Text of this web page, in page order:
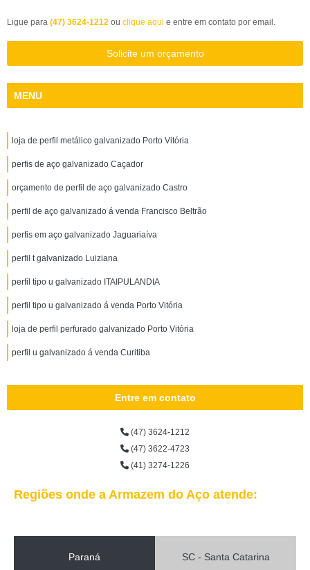
Ligue para (47) 3624-1212 ou clique aqui e entre em contato por email.
Solicite um orçamento
MENU
loja de perfil metálico galvanizado Porto Vitória
perfis de aço galvanizado Caçador
orçamento de perfil de aço galvanizado Castro
perfil de aço galvanizado á venda Francisco Beltrão
perfis em aço galvanizado Jaguariaíva
perfil t galvanizado Luiziana
perfil tipo u galvanizado ITAIPULANDIA
perfil tipo u galvanizado á venda Porto Vitória
loja de perfil perfurado galvanizado Porto Vitória
perfil u galvanizado á venda Curitiba
Entre em contato
(47) 3624-1212
(47) 3622-4723
(41) 3274-1226
Regiões onde a Armazem do Aço atende:
Paraná SC - Santa Catarina